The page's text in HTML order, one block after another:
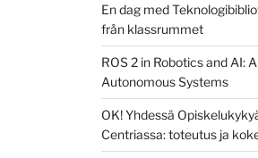
En dag med
från klassrummet
ROS 2 in Robotics and AI:
Autonomous Systems
OK! Yhdessä
Centriassa: toteutus ja